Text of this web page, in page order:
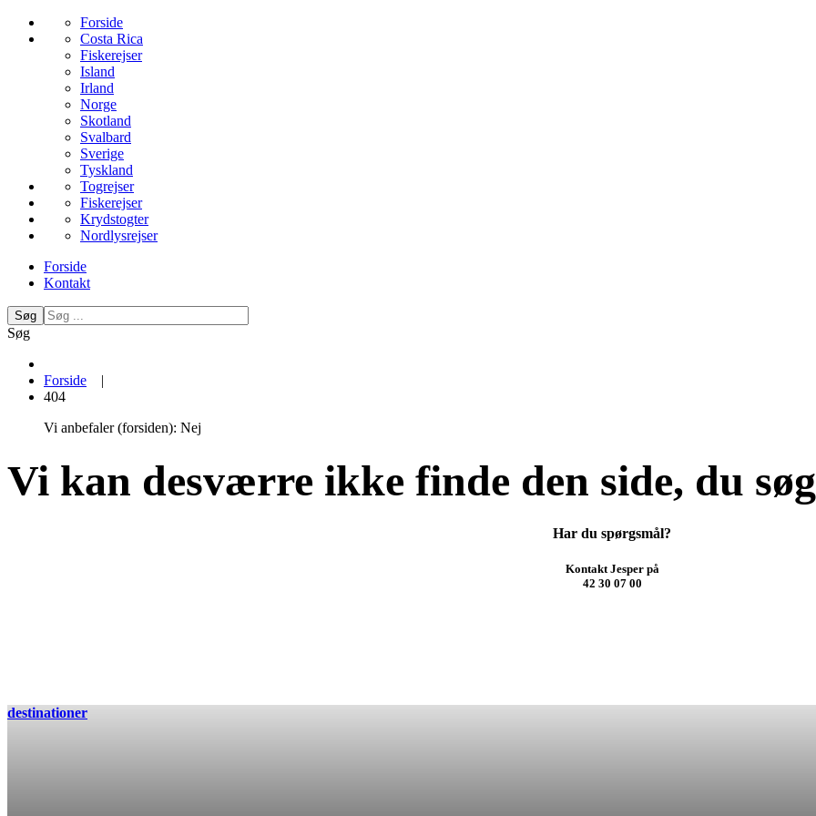
Forside
Costa Rica
Fiskerejser
Island
Irland
Norge
Skotland
Svalbard
Sverige
Tyskland
Togrejser
Fiskerejser
Krydstogter
Nordlysrejser
Forside
Kontakt
Søg
Søg
Forside
|
404
Vi anbefaler (forsiden): Nej
Vi kan desværre ikke finde den side, du
Har du spørgsmål?
Kontakt Jesper på
42 30 07 00
destinationer